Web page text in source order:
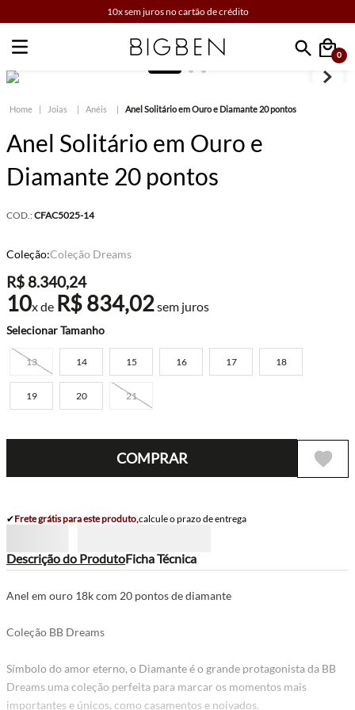
10x sem juros no cartão de crédito
Faça sua busca
0
Joias Anéis Anel Solitário em Ouro e Diamante 20 pontos
Anel Solitário em Ouro e
Diamante 20 pontos
COD.:CFAC5025-14
Coleção:Coleção Dreams
R$ 8.340,24
10x de R$834,02sem juros
Tamanho
13 14 15 16 17 18
19 20 21
COMPRAR
✔Frete grátis para este produto,calcule o prazo de entrega
Descrição do ProdutoFicha Técnica
Anel em ouro 18k com 20 pontos de diamante
Coleção BB Dreams
Símbolo do amor eterno, o Diamante é o grande protagonista da BB
Dreams uma coleção perfeita para marcar os momentos mais
importantes e únicos, como casamentos e noivados.